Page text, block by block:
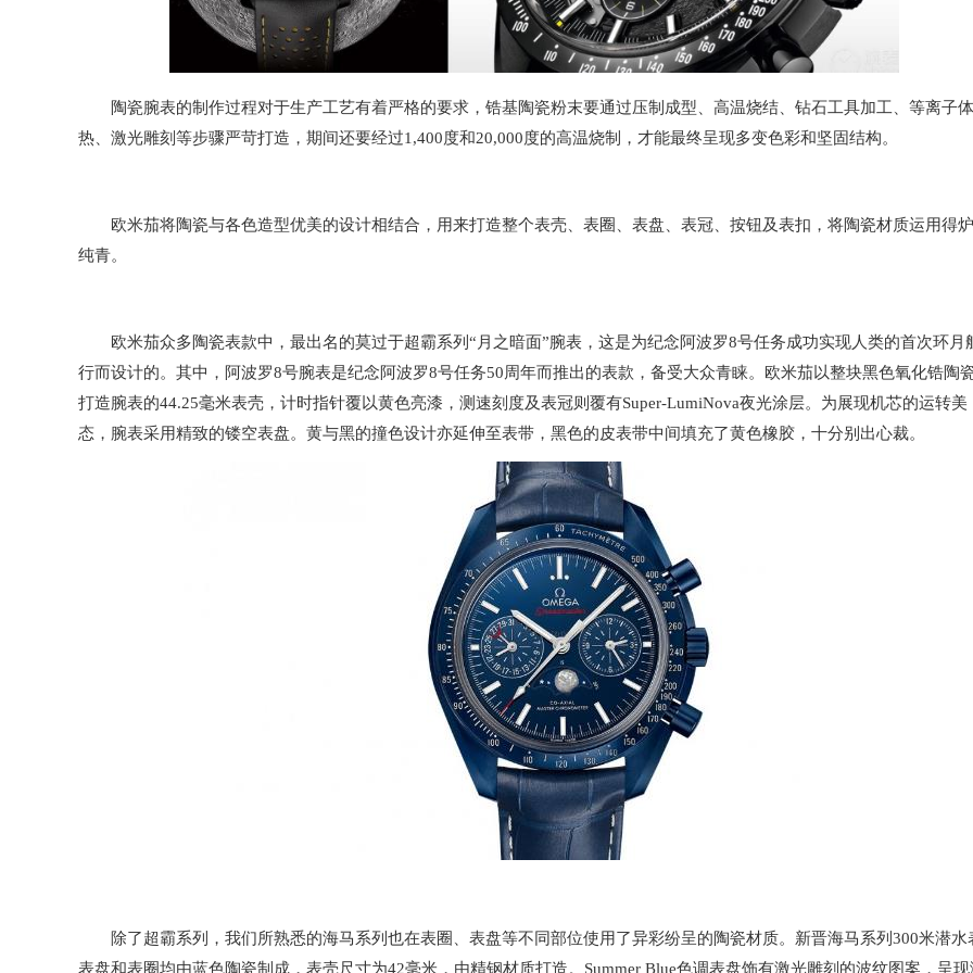
陶瓷腕表的制作过程对于生产工艺有着严格的要求，锆基陶瓷粉末要通过压制成型、高温烧结、钻石工具加工、等离子
热、激光雕刻等步骤严苛打造，期间还要经过1,400度和20,000度的高温烧制，才能最终呈现多变色彩和坚固结构。
欧米茄将陶瓷与各色造型优美的设计相结合，用来打造整个表壳、表圈、表盘、表冠、按钮及表扣，将陶瓷材质运用得
纯青。
欧米茄众多陶瓷表款中，最出名的莫过于超霸系列“月之暗面”腕表，这是为纪念阿波罗8号任务成功实现人类的首次环月
行而设计的。其中，阿波罗8号腕表是纪念阿波罗8号任务50周年而推出的表款，备受大众青睐。欧米茄以整块黑色氧化锆陶
打造腕表的44.25毫米表壳，计时指针覆以黄色亮漆，测速刻度及表冠则覆有Super-LumiNova夜光涂层。为展现机芯的运转美
态，腕表采用精致的镂空表盘。黄与黑的撞色设计亦延伸至表带，黑色的皮表带中间填充了黄色橡胶，十分别出心裁。
除了超霸系列，我们所熟悉的海马系列也在表圈、表盘等不同部位使用了异彩纷呈的陶瓷材质。新晋海马系列300米潜水
表盘和表圈均由蓝色陶瓷制成，表壳尺寸为42毫米，由精钢材质打造。Summer Blue色调表盘饰有激光雕刻的波纹图案，呈现